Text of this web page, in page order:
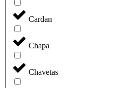
Cardan
Chapa
Chavetas